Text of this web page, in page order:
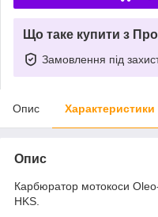
Що таке купити з
Замовлення під
Опис Характеристики
Опис
Карбюратор мотокоси
HKS.